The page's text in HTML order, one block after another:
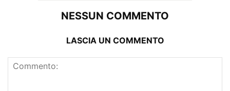
NESSUN COMMENTO
LASCIA UN COMMENTO